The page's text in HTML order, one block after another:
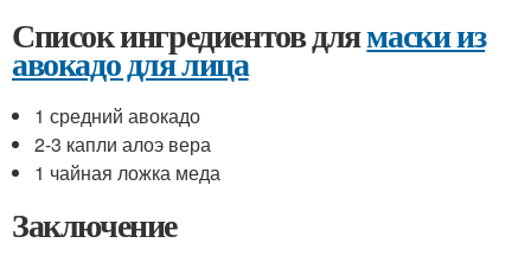
Список ингредиентов длямаски из
авокадо для лица
1 средний авокадо
2-3 капли алоэ вера
1 чайная ложка меда
Заключение